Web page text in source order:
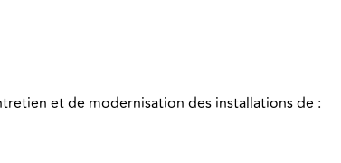
et de modernisation des installations de :